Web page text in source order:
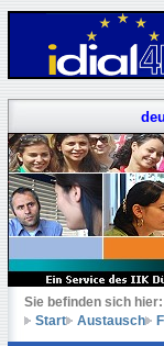
Sie befinden sich hier:
Start
Austausch